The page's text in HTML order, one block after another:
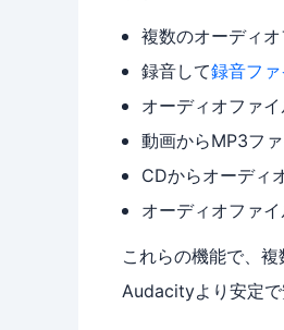
複数のオーディ
録音して録音フ
オーディオファ
動画からMP3フ
CDからオーディ
オーディオファ
これらの機能で、
Audacityより安定で